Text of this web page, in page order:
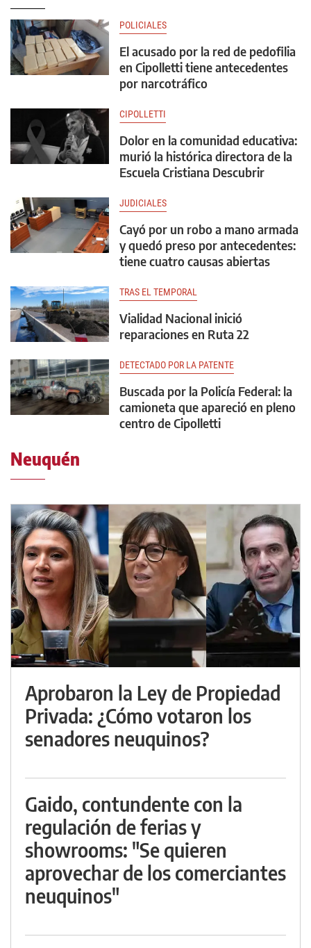
POLICIALES
El acusado por la red de pedofilia
en Cipolletti tiene antecedentes
por narcotráfico
CIPOLLETTI
Dolor en la comunidad educativa:
murió la histórica directora de la
Escuela Cristiana Descubrir
JUDICIALES
Cayó por un robo a mano armada
y quedó preso por antecedentes:
tiene cuatro causas abiertas
TRAS EL TEMPORAL
Vialidad Nacional inició
reparaciones en Ruta 22
DETECTADO POR LA PATENTE
Buscada por la Policía Federal: la
camioneta que apareció en pleno
centro de Cipolletti
Neuquén
Aprobaron la Ley de Propiedad
Privada: ¿Cómo votaron los
senadores neuquinos?
Gaido, contundente con la
regulación de ferias y
showrooms: "Se quieren
aprovechar de los comerciantes
neuquinos"